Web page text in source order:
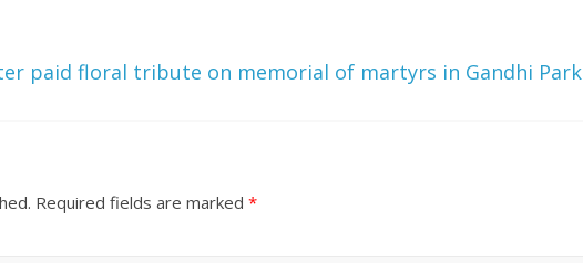
paid floral tribute on memorial of martyrs in Gandhi Park
Required fields are marked *